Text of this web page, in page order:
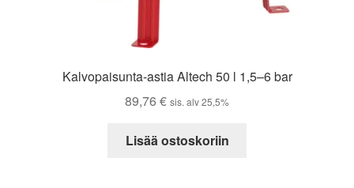
Kalvopaisunta-astia Altech 50 l 1,5–6 bar
89,76 € sis. alv 25,5%
Lisää ostoskoriin